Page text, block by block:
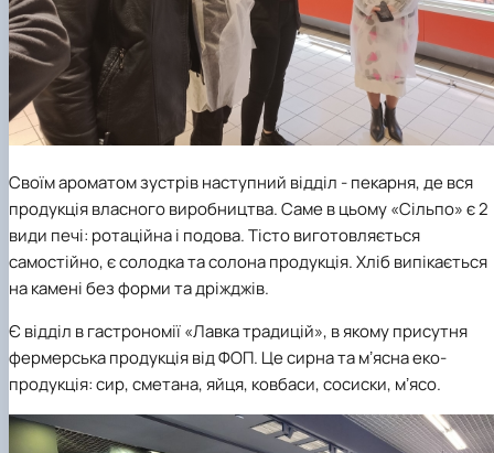
Своїм ароматом зустрів наступний відділ - пекарня, де вся
продукція власного виробництва. Саме в цьому «Сільпо» є 2
види печі: ротаційна і подова. Тісто виготовляється
самостійно, є солодка та солона продукція. Хліб випікається
на камені без форми та дріжджів.
Є відділ в гастрономії «Лавка традицій», в якому присутня
фермерська продукція від ФОП. Це сирна та мʼясна еко-
продукція: сир, сметана, яйця, ковбаси, сосиски, мʼясо.